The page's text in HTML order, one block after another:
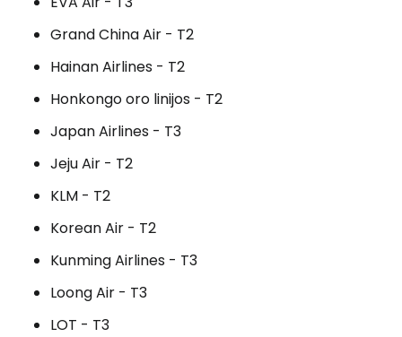
Grand China Air - T2
Hainan Airlines - T2
Honkongo oro linijos - T2
Japan Airlines - T3
Jeju Air - T2
KLM - T2
Korean Air - T2
Kunming Airlines - T3
Loong Air - T3
LOT - T3